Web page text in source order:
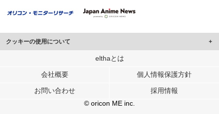
クッキーの使用について
このサイトでは Cookie を使用して、ユーザーに合わせたコンテンツや広告の
行っています。
メディアや広告配信、データ解析の各パートナーに提供しています。
各パートナーは、この情報とユーザーが各パートナーに提供した他の情報や、
ユーザーが各パートナーのサービスを使用したときに収集した他の情報を組み
elthaとは
会社概要 個人情報保護方針
お問い合わせ
採用情報
© oricon ME inc.